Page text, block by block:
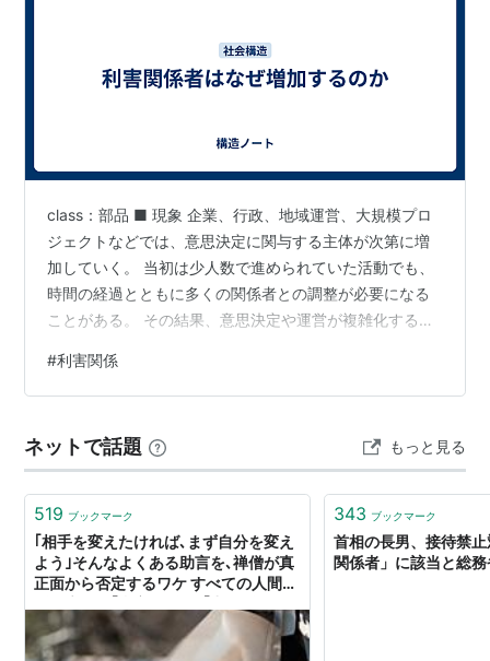
class：部品 ■ 現象 企業、行政、地域運営、大規模プロ
ジェクトなどでは、意思決定に関与する主体が次第に増
加していく。 当初は少人数で進められていた活動でも、
時間の経過とともに多くの関係者との調整が必要になる
ことがある。 その結果、意思決定や運営が複雑化する。
って発展する。 活動規模が拡大すると、影響を受ける対
象や関与する主体も増加する。 そのため運営には複数の
害関係者が増加するのは、運営者が無駄に人を増やして
いるからではない。 影響範囲が拡大するためである。 活
動は、 活動…
#利害関係
ネットで話題 もっと見る
519 ブックマーク
｢相手を変えたければ､まず自分を変え
よう｣そんなよくある助言を､禅僧が真
正面から否定するワケ すべての人間関
る
343 ブックマーク
首相の長男、接待禁
関係者」に該当と総